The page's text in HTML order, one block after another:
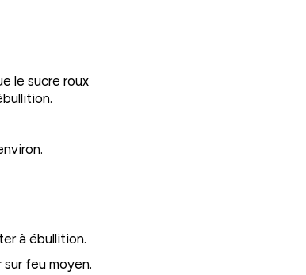
le sucre roux
à ébullition.
feu moyen.